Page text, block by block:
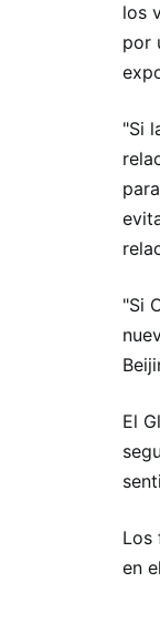
los
por
"Si
"Si
El
Los
en